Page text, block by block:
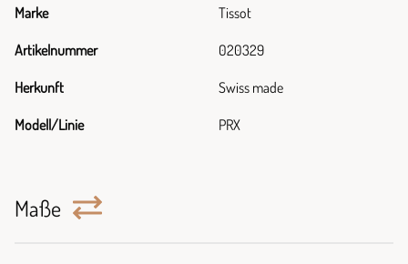
Marke Tissot
Artikelnummer 020329
Herkunft Swiss made
Modell/Linie PRX
Maße